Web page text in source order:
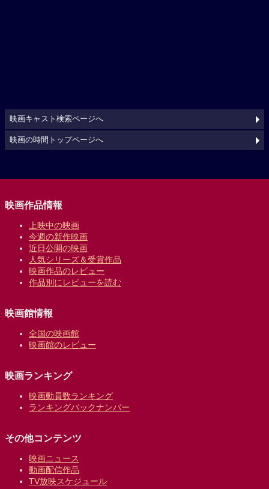
映画キャスト検索ページへ
映画の時間トップページへ
映画作品情報
上映中の映画
今週の新作映画
近日公開の映画
人気シリーズ＆受賞作品
映画作品のレビュー
作品別にレビューを読む
映画館情報
全国の映画館
映画館のレビュー
映画ランキング
映画動員数ランキング
ランキングバックナンバー
その他コンテンツ
映画ニュース
動画配信作品
TV放映スケジュール